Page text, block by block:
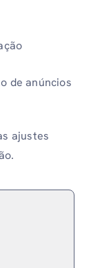
de anúncios
ajustes